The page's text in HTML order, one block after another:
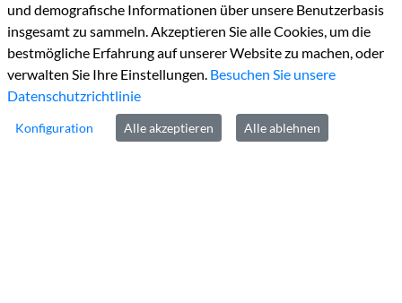
Kontakt
Tel:+49 2452 130
und demografische Informationen über unsere Benutzerbasis
insgesamt zu sammeln. Akzeptieren Sie alle Cookies, um die
bestmögliche Erfahrung auf unserer Website zu machen, oder
verwalten Sie Ihre Einstellungen. Besuchen Sie unsere
Datenschutzrichtlinie
Konfiguration Alle akzeptieren Alle ablehnen